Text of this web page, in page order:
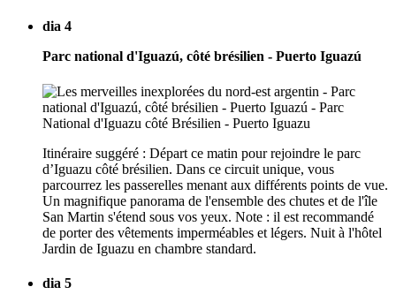
dia 4
Parc national d'Iguazú, côté brésilien - Puerto Iguazú
Itinéraire suggéré : Départ ce matin pour rejoindre le parc
d’Iguazu côté brésilien. Dans ce circuit unique, vous
parcourrez les passerelles menant aux différents points de vue.
Un magnifique panorama de l'ensemble des chutes et de l'île
San Martin s'étend sous vos yeux. Note : il est recommandé
de porter des vêtements imperméables et légers. Nuit à l'hôtel
Jardin de Iguazu en chambre standard.
dia 5